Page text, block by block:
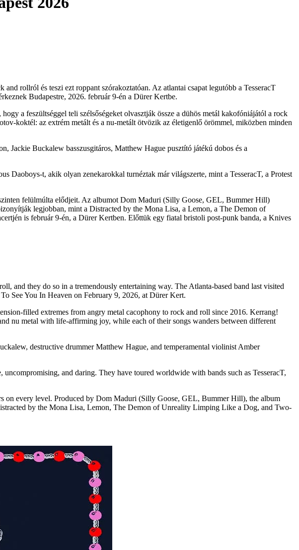
rollról és teszi ezt roppant szórakoztatóan. Az atlantai csapat legutóbb a TesseracT
Budapestre, 2026. február 9-én a Dürer Kertbe.
a feszültséggel teli szélsőségeket olvasztják össze a dühös metál kakofóniájától a rock
koktél: az extrém metált és a nu-metált ötvözik az életigenlő örömmel, miközben minden
Jackie Buckalew basszusgitáros, Matthew Hague pusztító játékú dobos és a
Daoboys-t, akik olyan zenekarokkal turnéztak már világszerte, mint a TesseracT, a Protest
felülmúlta elődjeit. Az albumot Dom Maduri (Silly Goose, GEL, Bummer Hill)
legjobban, mint a Distracted by the Mona Lisa, a Lemon, a The Demon of
is február 9-én, a Dürer Kertben. Előttük egy fiatal bristoli post-punk banda, a Knives
and they do so in a tremendously entertaining way. The Atlanta-based band last visited
See You In Heaven on February 9, 2026, at Dürer Kert.
filled extremes from angry metal cacophony to rock and roll since 2016. Kerrang!
nu metal with life-affirming joy, while each of their songs wanders between different
destructive drummer Matthew Hague, and temperamental violinist Amber
and daring. They have toured worldwide with bands such as TesseracT,
on every level. Produced by Dom Maduri (Silly Goose, GEL, Bummer Hill), the album
by the Mona Lisa, Lemon, The Demon of Unreality Limping Like a Dog, and Two-